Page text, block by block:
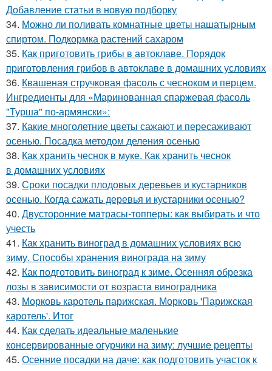
Добавление статьи в новую подборку
34. Можно ли поливать комнатные цветы нашатырным
спиртом. Подкормка растений сахаром
35. Как приготовить грибы в автоклаве. Порядок
приготовления грибов в автоклаве в домашних условиях
36. Квашеная стручковая фасоль с чесноком и перцем.
Ингредиенты для «Маринованная спаржевая фасоль
"Турша" по-армянски»:
37. Какие многолетние цветы сажают и пересаживают
осенью. Посадка методом деления осенью
38. Как хранить чеснок в муке. Как хранить чеснок
в домашних условиях
39. Сроки посадки плодовых деревьев и кустарников
осенью. Когда сажать деревья и кустарники осенью?
40. Двусторонние матрасы-топперы: как выбирать и что
учесть
41. Как хранить виноград в домашних условиях всю
зиму. Способы хранения винограда на зиму
42. Как подготовить виноград к зиме. Осенняя обрезка
лозы в зависимости от возраста виноградника
43. Морковь каротель парижская. Морковь 'Парижская
каротель'. Итог
44. Как сделать идеальные маленькие
консервированные огурчики на зиму: лучшие рецепты
45. Осенние посадки на даче: как подготовить участок к